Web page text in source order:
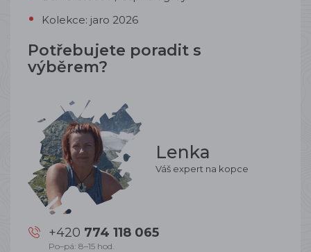
Kolekce: jaro 2026
Potřebujete poradit s
výběrem?
Lenka
Váš expert na kopce
+420 774 118 065
Po–pá: 8–15 hod.